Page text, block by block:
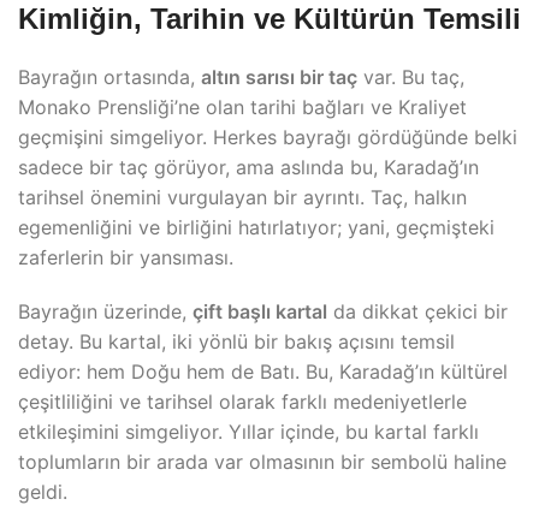
Kimliğin, Tarihin ve Kültürün Temsili
Bayrağın ortasında, altın sarısı bir taç var. Bu taç,
Monako Prensliği’ne olan tarihi bağları ve Kraliyet
geçmişini simgeliyor. Herkes bayrağı gördüğünde belki
sadece bir taç görüyor, ama aslında bu, Karadağ’ın
tarihsel önemini vurgulayan bir ayrıntı. Taç, halkın
egemenliğini ve birliğini hatırlatıyor; yani, geçmişteki
zaferlerin bir yansıması.
Bayrağın üzerinde, çift başlı kartal da dikkat çekici bir
detay. Bu kartal, iki yönlü bir bakış açısını temsil
ediyor: hem Doğu hem de Batı. Bu, Karadağ’ın kültürel
çeşitliliğini ve tarihsel olarak farklı medeniyetlerle
etkileşimini simgeliyor. Yıllar içinde, bu kartal farklı
toplumların bir arada var olmasının bir sembolü haline
geldi.